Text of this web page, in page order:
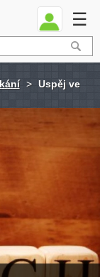
☰
> Uspěj ve